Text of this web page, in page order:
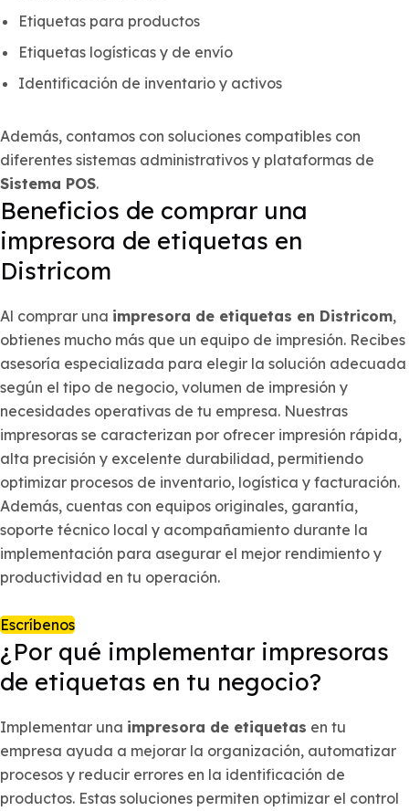
Etiquetas para productos
Etiquetas logísticas y de envío
Identificación de inventario y activos
Además, contamos con soluciones compatibles con
diferentes sistemas administrativos y plataformas de
Sistema POS.
Beneficios de comprar una
impresora de etiquetas en
Districom
Al comprar una impresora de etiquetas en Districom,
obtienes mucho más que un equipo de impresión. Recibes
asesoría especializada para elegir la solución adecuada
según el tipo de negocio, volumen de impresión y
necesidades operativas de tu empresa. Nuestras
impresoras se caracterizan por ofrecer impresión rápida,
alta precisión y excelente durabilidad, permitiendo
optimizar procesos de inventario, logística y facturación.
Además, cuentas con equipos originales, garantía,
soporte técnico local y acompañamiento durante la
implementación para asegurar el mejor rendimiento y
productividad en tu operación.
Escríbenos
¿Por qué implementar impresoras
de etiquetas en tu negocio?
Implementar una impresora de etiquetas en tu
empresa ayuda a mejorar la organización, automatizar
procesos y reducir errores en la identificación de
productos. Estas soluciones permiten optimizar el control